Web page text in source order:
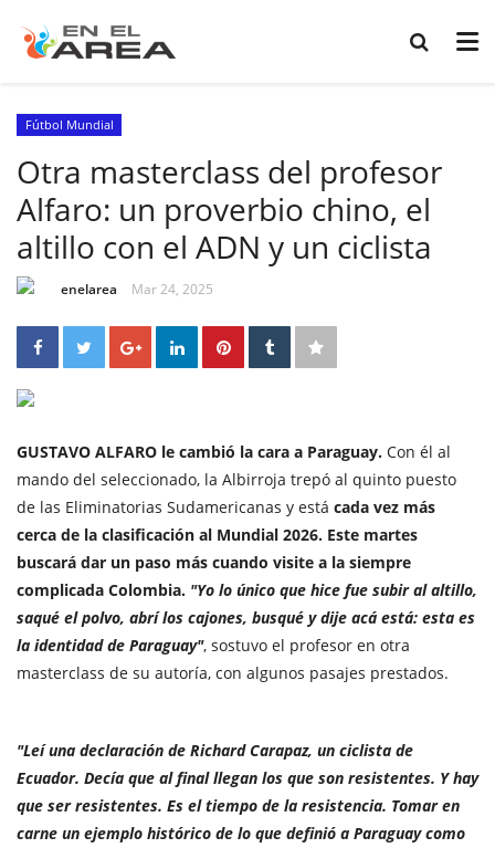
Fútbol Mundial
Otra masterclass del profesor
Alfaro: un proverbio chino, el
altillo con el ADN y un ciclista
enelarea Mar 24, 2025
GUSTAVO ALFARO le cambió la cara a Paraguay. Con él al
mando del seleccionado, la Albirroja trepó al quinto puesto
de las Eliminatorias Sudamericanas y está cada vez más
cerca de la clasificación al Mundial 2026. Este martes
buscará dar un paso más cuando visite a la siempre
complicada Colombia. "Yo lo único que hice fue subir al altillo,
saqué el polvo, abrí los cajones, busqué y dije acá está: esta es
la identidad de Paraguay", sostuvo el profesor en otra
masterclass de su autoría, con algunos pasajes prestados.
"Leí una declaración de Richard Carapaz, un ciclista de
Ecuador. Decía que al final llegan los que son resistentes. Y hay
que ser resistentes. Es el tiempo de la resistencia. Tomar en
carne un ejemplo histórico de lo que definió a Paraguay como